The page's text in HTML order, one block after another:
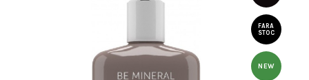
FARA
STOC
NEW